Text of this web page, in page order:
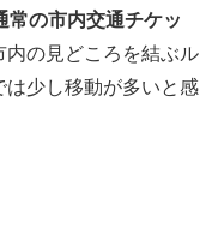
常の市内交通チケッ
内の見どころを結ぶル
少し移動が多いと感